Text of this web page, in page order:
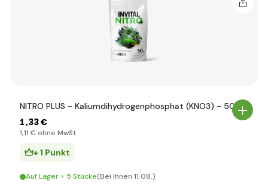
NITRO PLUS - Kaliumdihydrogenphosphat (KNO3) - 50g
1,33 €
1,11 € ohne MwSt
+ 1 Punkt
Auf Lager > 5 Stücke(Bei Ihnen 11.08.)